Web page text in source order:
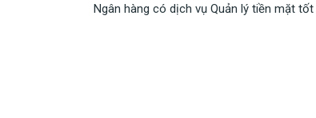
Ngân hàng có dịch vụ Quản lý tiền mặt